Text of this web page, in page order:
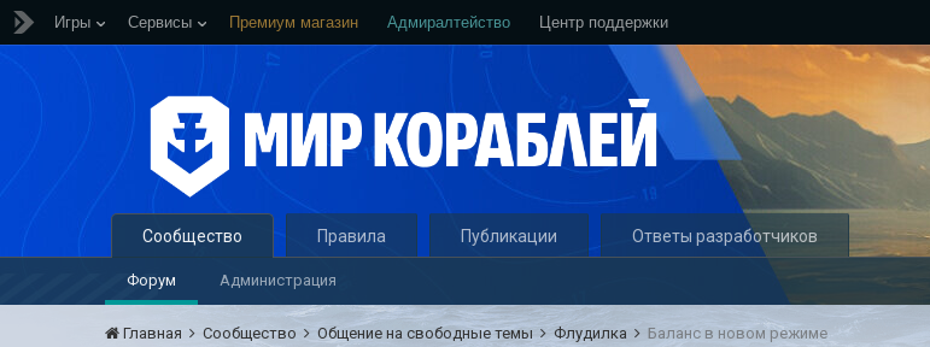
Игры Сервисы Премиум магазин Адмиралтейство Центр поддержки
Сообщество
Форум Администрация
Правила Публикации Ответы разработчиков
Главная Сообщество Общение на свободные темы Флудилка Баланс в новом режиме